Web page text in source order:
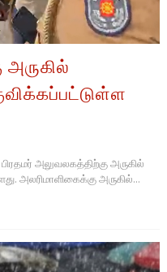
அருகில்
அலுவலகத்திற்கு அருகில்
அலரிமாளிகைக்கு அருகில்...